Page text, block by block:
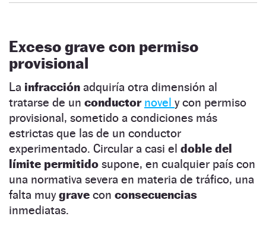
Exceso grave con permiso
provisional
La infracción adquiría otra dimensión al
tratarse de un conductor novel y con permiso
provisional, sometido a condiciones más
estrictas que las de un conductor
experimentado. Circular a casi el doble del
límite permitido supone, en cualquier país con
una normativa severa en materia de tráfico, una
falta muygrave con consecuencias
inmediatas.